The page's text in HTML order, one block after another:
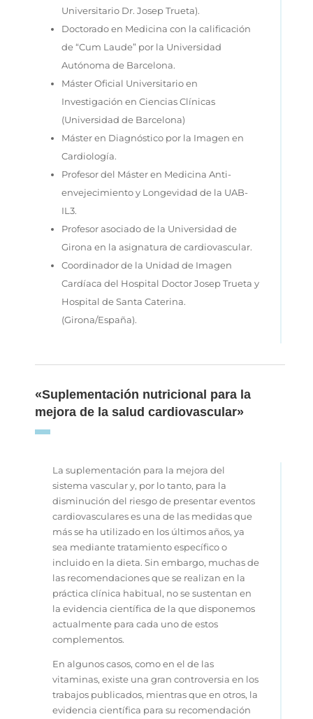
Universitario Dr. Josep Trueta).
Doctorado en Medicina con la calificación
de “Cum Laude” por la Universidad
Autónoma de Barcelona.
Máster Oficial Universitario en
Investigación en Ciencias Clínicas
(Universidad de Barcelona)
Máster en Diagnóstico por la Imagen en
Cardiología.
Profesor del Máster en Medicina Anti-
envejecimiento y Longevidad de la UAB-
IL3.
Profesor asociado de la Universidad de
Girona en la asignatura de cardiovascular.
Coordinador de la Unidad de Imagen
Cardíaca del Hospital Doctor Josep Trueta y
Hospital de Santa Caterina.
(Girona/España).
«Suplementación nutricional para la
mejora de la salud cardiovascular»
La suplementación para la mejora del
sistema vascular y, por lo tanto, para la
disminución del riesgo de presentar eventos
cardiovasculares es una de las medidas que
más se ha utilizado en los últimos años, ya
sea mediante tratamiento específico o
incluido en la dieta. Sin embargo, muchas de
las recomendaciones que se realizan en la
práctica clínica habitual, no se sustentan en
la evidencia científica de la que disponemos
actualmente para cada uno de estos
complementos.
En algunos casos, como en el de las
vitaminas, existe una gran controversia en los
trabajos publicados, mientras que en otros, la
evidencia científica para su recomendación